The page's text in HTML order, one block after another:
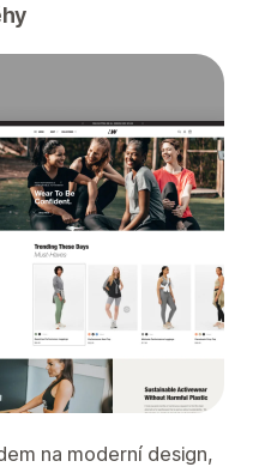
na moderní design,